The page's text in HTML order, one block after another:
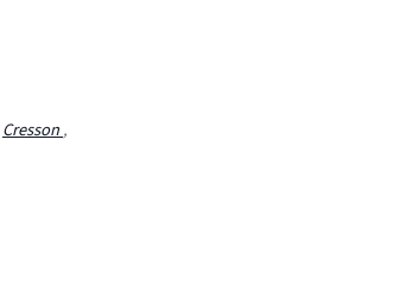
Cresson,